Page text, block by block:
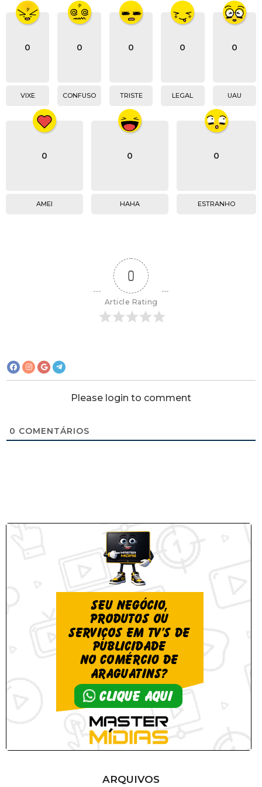
0
VIXE
0
CONFUSO
0
TRISTE
0
LEGAL
0
UAU
0
AMEI
0
HAHA
0
ESTRANHO
0
Article Rating
Please login to comment
0 COMENTÁRIOS
ARQUIVOS